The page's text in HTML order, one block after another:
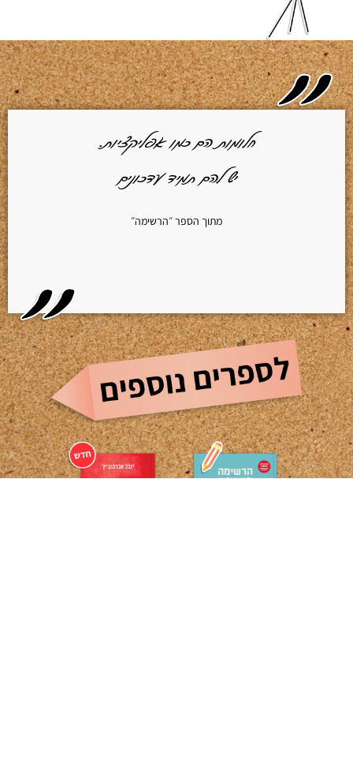
חלומות הם כמו אפליקציות.
יש להם תמיד עדכונים
מתוך הספר ״הרשימה״